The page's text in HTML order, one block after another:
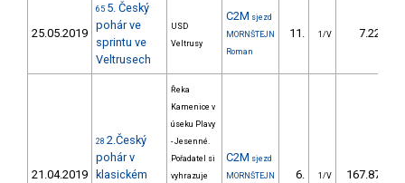
25.05.2019
65 5. Český
pohár ve
sprintu ve
Veltrusech
USD
Veltrusy
C2M sjezd
MORNŠTEJN
Roman
11. 1/V 7.22
21.04.2019
28 2.Český
pohár v
klasickém
Řeka
Kamenice v
úseku Plavy
- Jesenné.
Pořadatel si
vyhrazuje
C2M sjezd
MORNŠTEJN
6. 1/V 167.87